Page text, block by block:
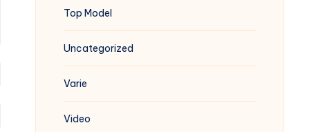
Top Model
Uncategorized
Varie
Video